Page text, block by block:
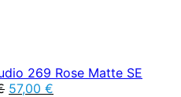
269 Rose Matte SE
Original
57,00 €